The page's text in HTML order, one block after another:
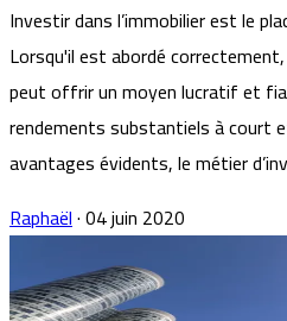
Investir dans l’immobilier est le
Lorsqu'il est abordé
peut offrir un moyen lucratif et
rendements substantiels à court
avantages évidents, le métier
Raphaël·04 juin 2020